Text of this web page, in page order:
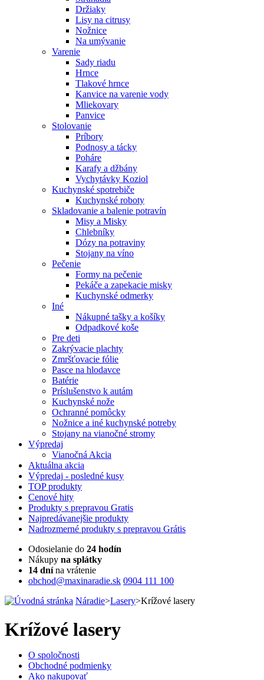
Držiaky
Lisy na citrusy
Nožnice
Na umývanie
Varenie
Sady riadu
Hrnce
Tlakové hrnce
Kanvice na varenie vody
Mliekovary
Panvice
Stolovanie
Príbory
Podnosy a tácky
Poháre
Karafy a džbány
Vychytávky Koziol
Kuchynské spotrebiče
Kuchynské roboty
Skladovanie a balenie potravín
Misy a Misky
Chlebníky
Dózy na potraviny
Stojany na víno
Pečenie
Formy na pečenie
Pekáče a zapekacie misky
Kuchynské odmerky
Iné
Nákupné tašky a košíky
Odpadkové koše
Pre deti
Zakrývacie plachty
Zmršťovacie fólie
Pasce na hlodavce
Batérie
Príslušenstvo k autám
Kuchynské nože
Ochranné pomôcky
Nožnice a iné kuchynské potreby
Stojany na vianočné stromy
Výpredaj
Vianočná Akcia
Aktuálna akcia
Výpredaj - posledné kusy
TOPprodukty
Cenové hity
Produkty s prepravou Gratis
Najpredávanejšie produkty
Nadrozmerné produkty s prepravou Grátis
Odosielanie do 24 hodín
Nákupy na splátky
14 dnína vrátenie
obchod@maxinaradie.sk 0904 111 100
Náradie>Lasery>Krížové lasery
Krížové lasery
O spoločnosti
Obchodné podmienky
Ako nakupovať